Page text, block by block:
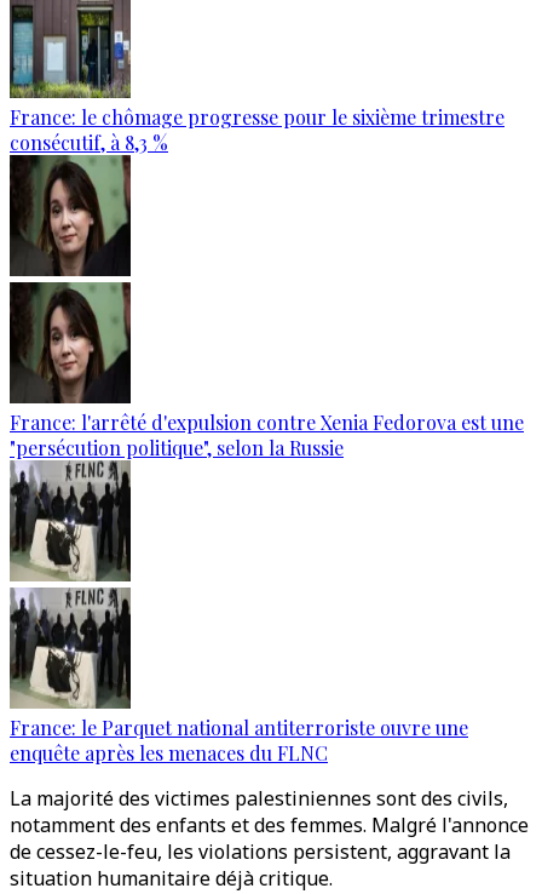
France: le chômage progresse pour le sixième trimestre
consécutif, à 8,3 %
France: l'arrêté d'expulsion contre Xenia Fedorova est une
"persécution politique", selon la Russie
France: le Parquet national antiterroriste ouvre une
enquête après les menaces du FLNC
La majorité des victimes palestiniennes sont des civils,
notamment des enfants et des femmes. Malgré l'annonce
de cessez-le-feu, les violations persistent, aggravant la
situation humanitaire déjà critique.